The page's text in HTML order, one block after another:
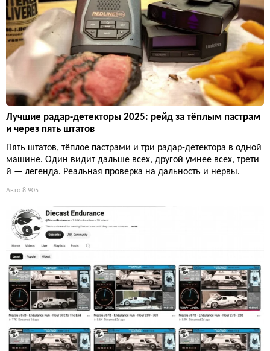
Лучшие радар-детекторы 2025: рейд за тёплым пастрам
и через пять штатов
Пять штатов, тёплое пастрами и три радар-детектора в одной
машине. Один видит дальше всех, другой умнее всех, трети
й — легенда. Реальная проверка на дальность и нервы.
Авто 8 905